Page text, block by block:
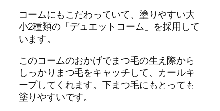
コームにもこだわっていて、塗りやすい大
小2種類の「デュエットコーム」を採用して
います。
このコームのおかげでまつ毛の生え際から
しっかりまつ毛をキャッチして、カールキ
ープしてくれます。下まつ毛にもとっても
塗りやすいです。